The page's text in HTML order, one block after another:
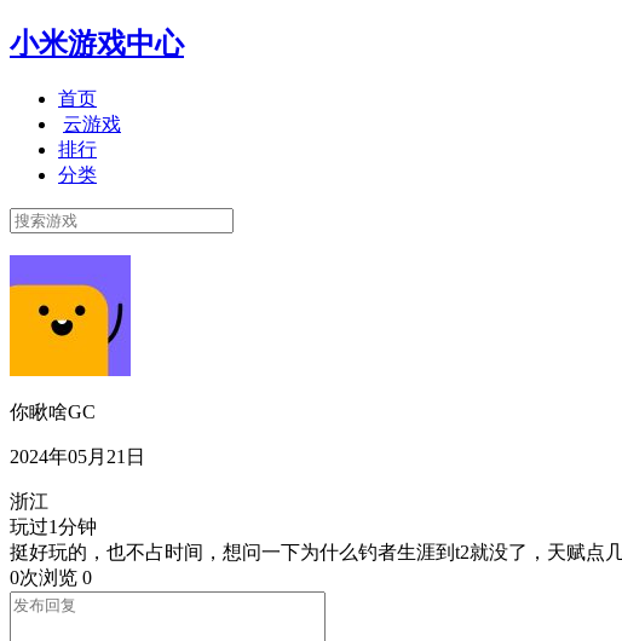
小米游戏中心
首页
云游戏
排行
分类
你瞅啥GC
2024年05月21日
浙江
玩过1分钟
挺好玩的，也不占时间，想问一下为什么钓者生涯到t2就没了，天赋点
0次浏览 0